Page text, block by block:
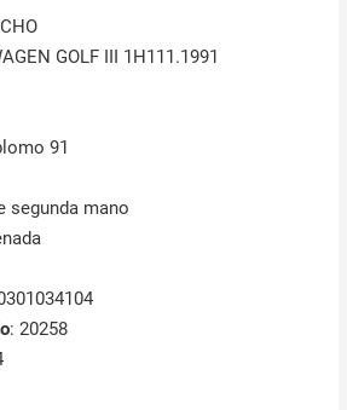
GOLF III 1H111.1991
91
segunda mano
: 20258